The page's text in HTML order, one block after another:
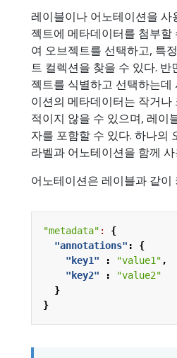
레이블이나 어노테이션을
젝트에 메타데이터를 첨부
여 오브젝트를 선택하고, 특
트 컬렉션을 찾을 수 있다.
젝트를 식별하고 선택하는데
이션의 메타데이터는 작거
적이지 않을 수 있으며, 레이
자를 포함할 수 있다. 하나의
라벨과 어노테이션을 함께
어노테이션은 레이블과 같이
"metadata" :
{
"annotations" :
{
"key1"
: "value1" ,
"key2"
:
"value2"
}
}